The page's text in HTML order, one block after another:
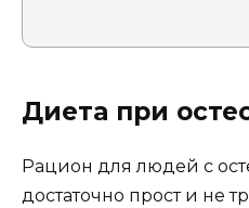
Диета при
Рацион для людей с
достаточно прост и не